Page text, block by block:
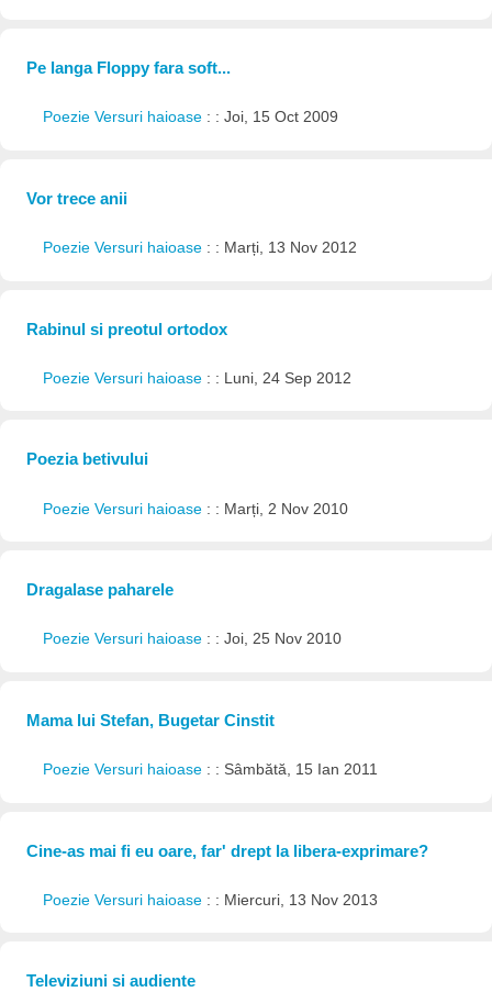
Pe langa Floppy fara soft...
Poezie Versuri haioase : : Joi, 15 Oct 2009
Vor trece anii
Poezie Versuri haioase : : Marți, 13 Nov 2012
Rabinul si preotul ortodox
Poezie Versuri haioase : : Luni, 24 Sep 2012
Poezia betivului
Poezie Versuri haioase : : Marți, 2 Nov 2010
Dragalase paharele
Poezie Versuri haioase : : Joi, 25 Nov 2010
Mama lui Stefan, Bugetar Cinstit
Poezie Versuri haioase : : Sâmbătă, 15 Ian 2011
Cine-as mai fi eu oare, far' drept la libera-exprimare?
Poezie Versuri haioase : : Miercuri, 13 Nov 2013
Televiziuni si audiente